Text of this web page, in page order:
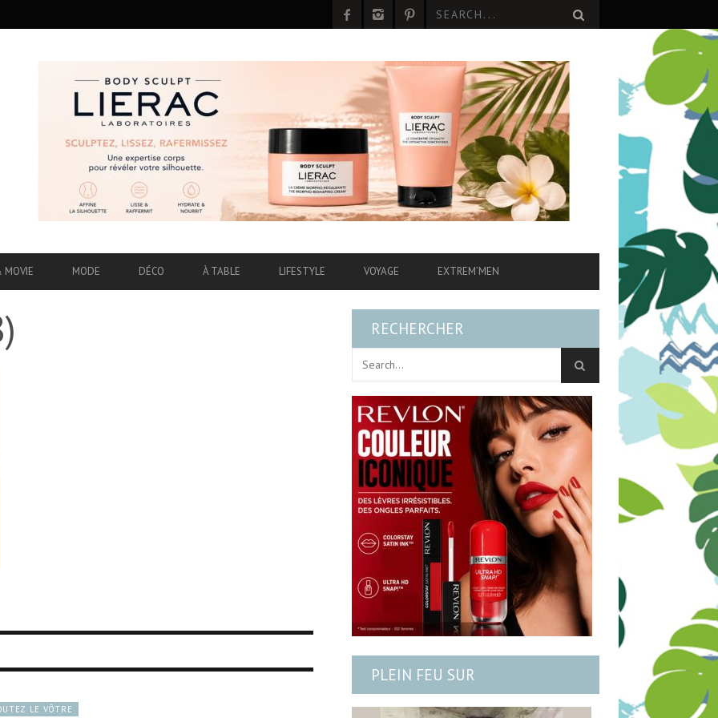
MOVIE MODE DÉCO À TABLE LIFESTYLE VOYAGE EXTREM’MEN
LE VÔTRE
RECHERCHER
PLEIN FEU SUR